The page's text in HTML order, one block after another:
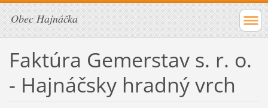
Obec Hajnáčka
Faktúra Gemerstav s. r. o.
- Hajnáčsky hradný vrch